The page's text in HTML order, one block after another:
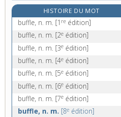
bugle [I], n. f.
bugle [II], n. m.
bugrande, n. f.
e édition]
HISTOIRE DU MOT
buffle, n. m. [1 re édition]
buffle, n. m. [2e édition]
buffle, n. m. [3e édition]
buffle, n. m. [4e édition]
buffle, n. m. [5e édition]
buffle, n. m. [6e édition]
buffle, n. m. [7e édition]
buffle, n. m. [8e édition]